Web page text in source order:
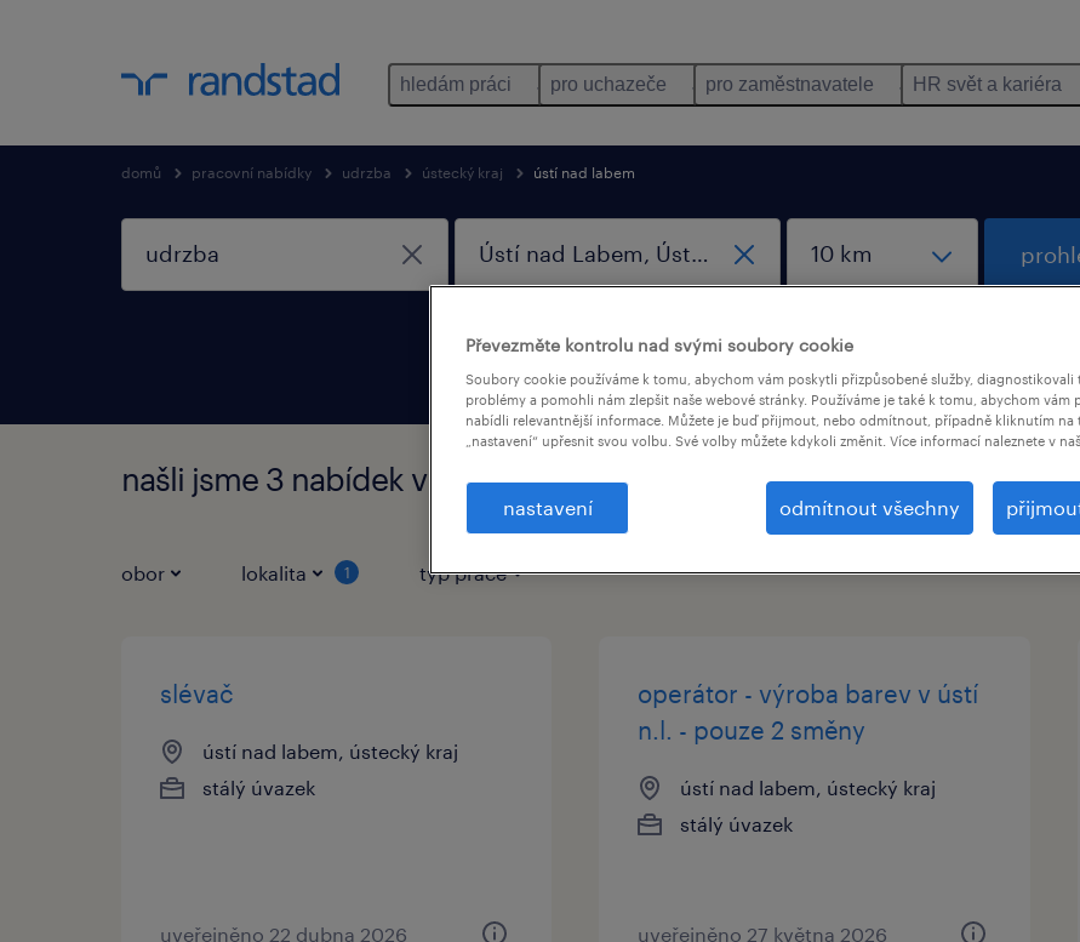
hledám práci pro uchazeče pro zaměstnavatele HR svět a kariéra
domů pracovní nabídky udrzba ústecký kraj ústí nad labem
našli jsme 3 nabídek v Udrzba v Ústí nad Labem, Ústecký kraj
obor lokalita 1 typ práce
slévač
ústí nad labem, ústecký kraj
stálý úvazek
uveřejněno 22 dubna 2026
operátor - výroba barev v ústí
n.l. - pouze 2 směny
ústí nad labem, ústecký kraj
stálý úvazek
uveřejněno 27 května 2026
Převezměte kontrolu nad svými soubory cookie
Soubory cookie používáme k tomu, abychom vám poskytli přizpůsobené služby, diagnostikovali
problémy a pomohli nám zlepšit naše webové stránky. Používáme je také k tomu, abychom vám
nabídli relevantnější informace. Můžete je buď přijmout, nebo odmítnout, případně kliknutím na
„nastavení“ upřesnit svou volbu. Své volby můžete kdykoli změnit. Více informací naleznete v
nastavení odmítnout všechny